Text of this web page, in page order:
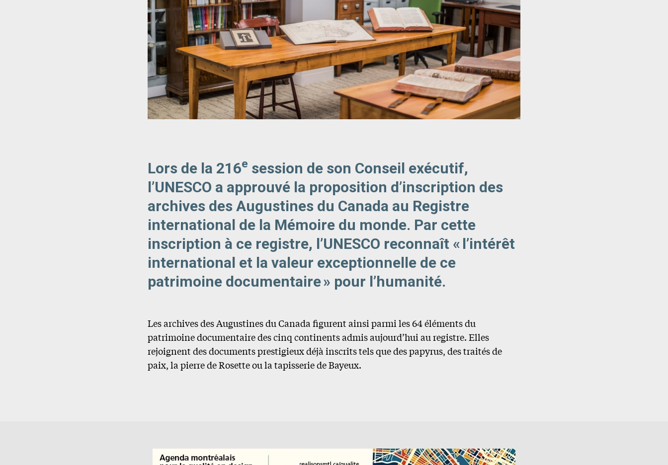
Lors de la 216e session de son Conseil exécutif,
l’UNESCO a approuvé la proposition d’inscription des
archives des Augustines du Canada au Registre
international de la Mémoire du monde. Par cette
inscription à ce registre, l’UNESCO reconnaît « l’intérêt
international et la valeur exceptionnelle de ce
patrimoine documentaire » pour l’humanité.
Les archives des Augustines du Canada figurent ainsi parmi les 64 éléments du
patrimoine documentaire des cinq continents admis aujourd’hui au registre. Elles
rejoignent des documents prestigieux déjà inscrits tels que des papyrus, des traités de
paix, la pierre de Rosette ou la tapisserie de Bayeux.